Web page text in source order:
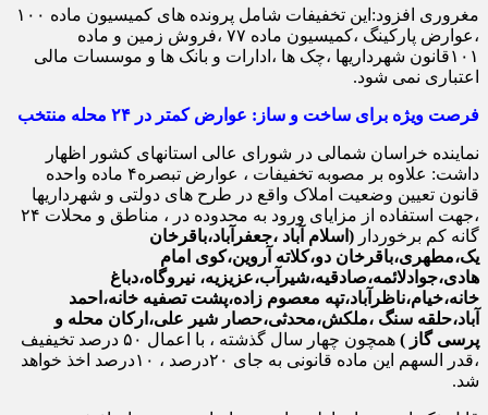
مغروری افزود:این تخفیفات شامل پرونده های کمیسیون ماده ۱۰۰
،عوارض پارکینگ ،کمیسیون ماده ۷۷ ،فروش زمین و ماده
۱۰۱قانون شهرداریها ،چک ها ،ادارات و بانک ها و موسسات مالی
اعتباری نمی شود.
فرصت ویژه برای ساخت و ساز: عوارض کمتر در ۲۴ محله منتخب
نماینده خراسان شمالی در شورای عالی استانهای کشور اظهار
داشت: علاوه بر مصوبه تخفیفات ، عوارض تبصره۴ ماده واحده
قانون تعیین وضعیت املاک واقع در طرح های دولتی و شهرداریها
،جهت استفاده از مزایای ورود به محدوده در ، مناطق و محلات ۲۴
گانه کم برخوردار (اسلام آباد ،جعفرآباد،باقرخان
یک،مطهری،باقرخان دو،کلاته آروین،کوی امام
هادی،جوادلائمه،صادقیه،شیرآب،عزیزیه، نیروگاه،دباغ
خانه،خیام،ناظرآباد،تپه معصوم زاده،پشت تصفیه خانه،احمد
آباد،حلقه سنگ ،ملکش،محدثی،حصار شیر علی،ارکان محله و
پرسی گاز )
همچون چهار سال گذشته ، با اعمال ۵۰ درصد تخیفیف
،قدر السهم این ماده قانونی به جای ۲۰درصد ، ۱۰درصد اخذ خواهد
شد.